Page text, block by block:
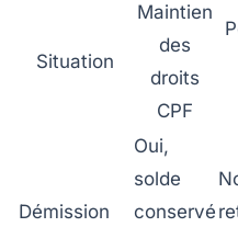
Situation
Maintien
des
droits
CPF
Démission
Oui,
solde
conservé